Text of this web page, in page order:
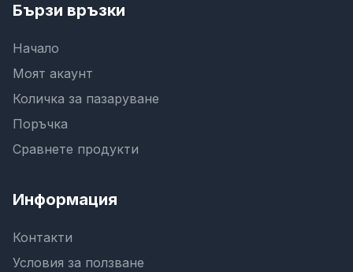
Бързи връзки
Начало
Моят акаунт
Количка за пазаруване
Поръчка
Сравнете продукти
Информация
Контакти
Условия за ползване